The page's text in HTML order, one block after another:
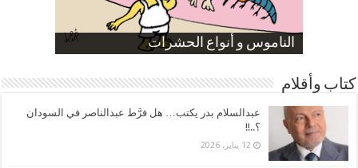
الناموس و أنواع الحشرات
الموظفين بعد ارتفاع الأسعار
ارتفاع نسبة الطلاق في مصر
صورة كاركاتيرية
صورة كاركاتيرية
كتاب وأقلام
عبدالسلام بدر يكتب… هل فرَّط عبدالناصر في السودان
؟..!!
12 يناير، 2026